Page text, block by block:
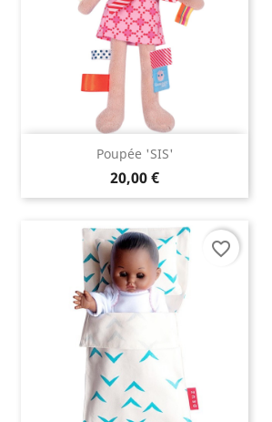
Poupée 'SIS'
20,00 €
favorite_border